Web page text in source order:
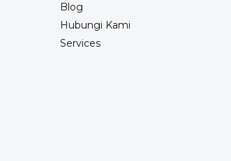
Blog
Hubungi Kami
Services